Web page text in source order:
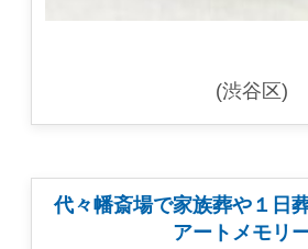
(渋谷区)
代々幡斎場で家族葬や１日
アートメモリ